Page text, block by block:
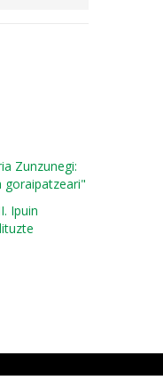
Zunzunegi:
goraipatzeari"
Ipuin